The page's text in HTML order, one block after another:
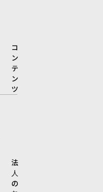
コ
ン
テ
ン
ツ
法
人
の